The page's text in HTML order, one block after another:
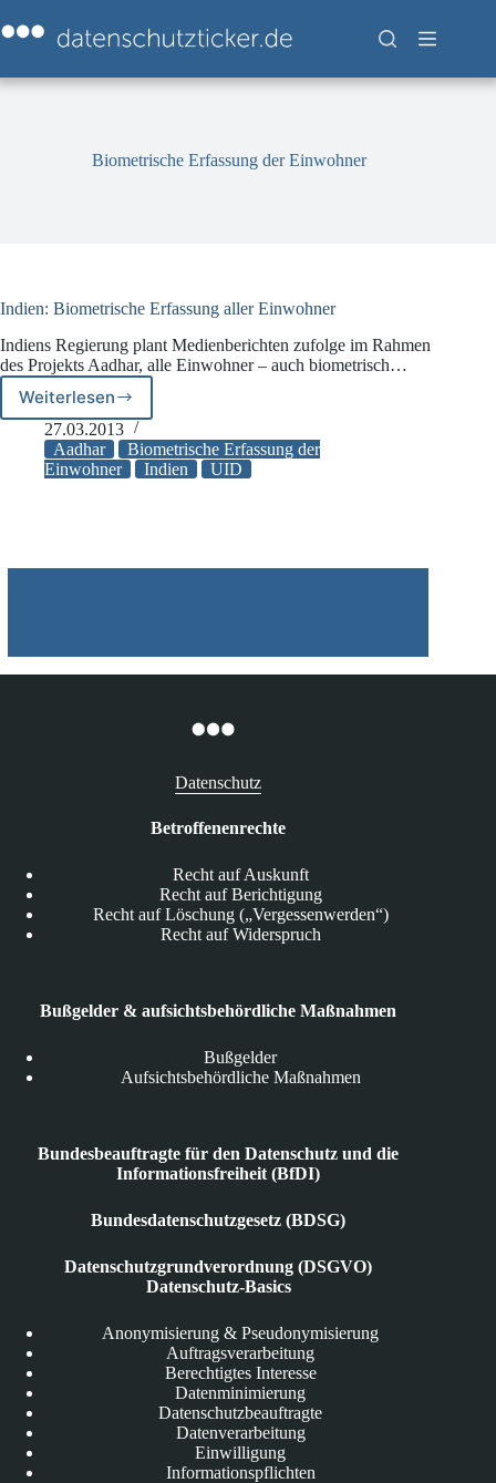
Inhalt
springen
Biometrische Erfassung der Einwohner
Indien: Biometrische Erfassung aller Einwohner
Indiens Regierung plant Medienberichten zufolge im Rahmen
des Projekts Aadhar, alle Einwohner – auch biometrisch…
Weiterlesen
Indien:
Biometrische
Erfassung
aller
27.03.2013
Aadhar
Biometrische Erfassung der
Einwohner
Indien UID
Datenschutz
Betroffenenrechte
Recht auf Auskunft
Recht auf Berichtigung
Recht auf Löschung („Vergessenwerden“)
Recht auf Widerspruch
Bußgelder & aufsichtsbehördliche Maßnahmen
Bußgelder
Aufsichtsbehördliche Maßnahmen
Bundesbeauftragte für den Datenschutz und die
Informationsfreiheit (BfDI)
Bundesdatenschutzgesetz (BDSG)
Datenschutzgrundverordnung (DSGVO)
Datenschutz-Basics
Anonymisierung & Pseudonymisierung
Auftragsverarbeitung
Berechtigtes Interesse
Datenminimierung
Datenschutzbeauftragte
Datenverarbeitung
Einwilligung
Informationspflichten